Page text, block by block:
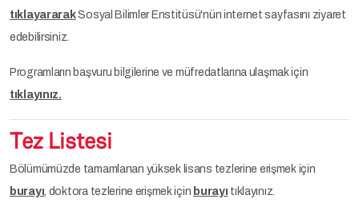
tıklayararakSosyal Bilimler Enstitüsü'nün internet sayfasını ziyaret
edebilirsiniz.
Programların başvuru bilgilerine ve müfredatlarına ulaşmak için
tıklayınız.
Tez Listesi
Bölümümüzde tamamlanan yüksek lisans tezlerine erişmek için
burayı, doktora tezlerine erişmek için burayı tıklayınız.